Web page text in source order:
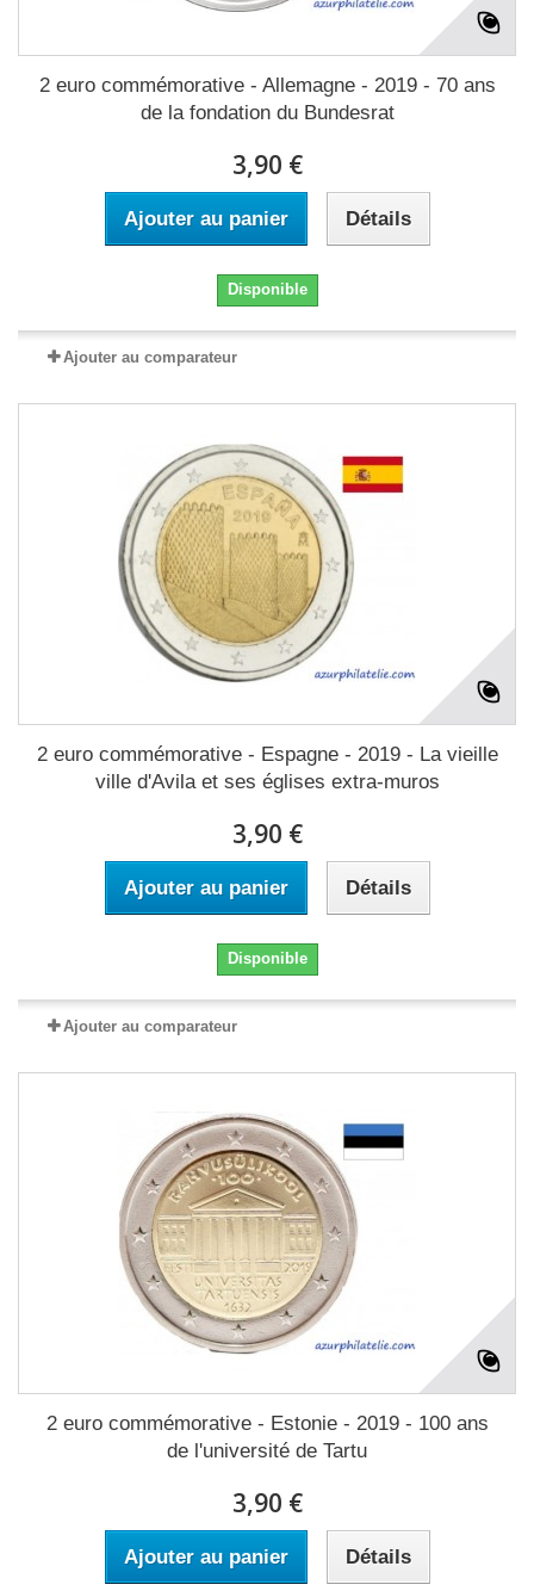
2 euro commémorative - Allemagne - 2019 - 70 ans
de la fondation du Bundesrat
3,90 €
Ajouter au panier Détails
Disponible
Ajouter au comparateur
2 euro commémorative - Espagne - 2019 - La vieille
ville d'Avila et ses églises extra-muros
3,90 €
Ajouter au panier Détails
Disponible
Ajouter au comparateur
2 euro commémorative - Estonie - 2019 - 100 ans
de l'université de Tartu
3,90 €
Ajouter au panier Détails